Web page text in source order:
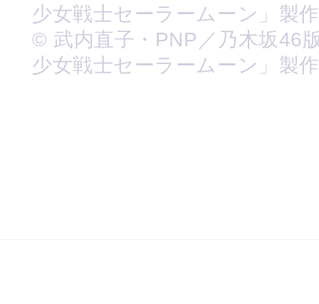
少女戦士セーラームーン」製
© 武内直子・PNP／乃木坂46
少女戦士セーラームーン」製